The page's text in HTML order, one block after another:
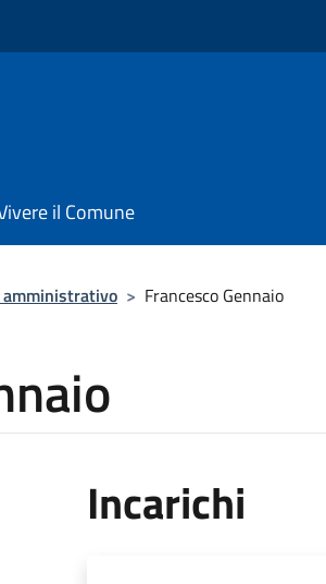
il Comune
amministrativo > Francesco Gennaio
Incarichi